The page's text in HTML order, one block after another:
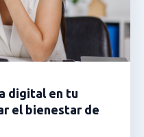
digital en tu
el bienestar de